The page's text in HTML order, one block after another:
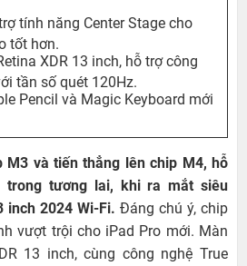
tính năng Center Stage cho
tốt hơn.
XDR 13 inch, hỗ trợ công
tần số quét 120Hz.
Pencil và Magic Keyboard mới
M3 và tiến thẳng lên chip M4, hỗ
trong tương lai, khi ra mắt siêu
inch 2024 Wi-Fi. Đáng chú ý, chip
vượt trội cho iPad Pro mới. Màn
13 inch, cùng công nghệ True